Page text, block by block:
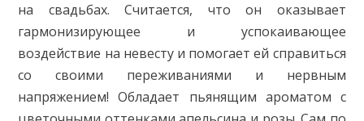
на свадьбах. Считается, что он оказывает
гармонизирующее и успокаивающее
воздействие на невесту и помогает ей справиться
со своими переживаниями и нервным
напряжением! Обладает пьянящим ароматом с